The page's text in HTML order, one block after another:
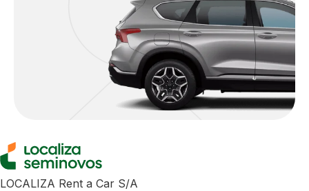
LOCALIZA Rent a Car S/A